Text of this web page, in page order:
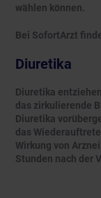
wählen können.
Bei SofortArzt
Diuretika
Diuretika
das zirkulierende
Diuretika
das
Wirkung von
Stunden nach der